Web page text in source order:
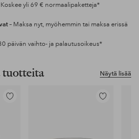
Koskee yli 69 € normaalipaketteja*
– Maksa nyt, myöhemmin tai maksa erissä
päivän vaihto- ja palautusoikeus*
Näytä lisää
tuotteita
Lisää
Lisää